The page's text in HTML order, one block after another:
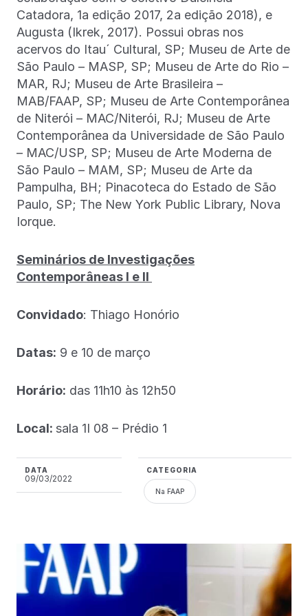
Catadora, 1a edição 2017, 2a edição 2018), e
Augusta (Ikrek, 2017). Possui obras nos
acervos do Itau´ Cultural, SP; Museu de Arte de
São Paulo – MASP, SP; Museu de Arte do Rio –
MAR, RJ; Museu de Arte Brasileira –
MAB/FAAP, SP; Museu de Arte Contemporânea
de Niterói – MAC/Niterói, RJ; Museu de Arte
Contemporânea da Universidade de São Paulo
– MAC/USP, SP; Museu de Arte Moderna de
São Paulo – MAM, SP; Museu de Arte da
Pampulha, BH; Pinacoteca do Estado de São
Paulo, SP; The New York Public Library, Nova
Iorque.
Seminários de Investigações
Contemporâneas I e II
Convidado: Thiago Honório
Datas: 9 e 10 de março
Horário: das 11h10 às 12h50
Local: sala 1I 08 – Prédio 1
DATA
09/03/2022
CATEGORIA
Na FAAP